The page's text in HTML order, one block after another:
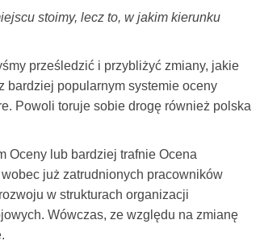
stoimy, lecz to, w jakim kierunku
prześledzić i przybliżyć zmiany, jakie
bardziej popularnym systemie oceny
Powoli toruje sobie drogę również polska
Oceny lub bardziej trafnie Ocena
już zatrudnionych pracowników
w strukturach organizacji
Wówczas, ze względu na zmianę